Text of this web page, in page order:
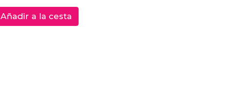
Añadir a la cesta